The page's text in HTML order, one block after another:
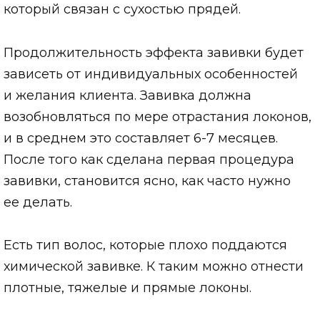
который связан с сухостью прядей.
Продолжительность эффекта завивки будет
зависеть от индивидуальных особенностей
и желания клиента. Завивка должна
возобновляться по мере отрастания локонов,
и в среднем это составляет 6-7 месяцев.
После того как сделана первая процедура
завивки, становится ясно, как часто нужно
ее делать.
Есть тип волос, которые плохо поддаются
химической завивке. К таким можно отнести
плотные, тяжелые и прямые локоны.